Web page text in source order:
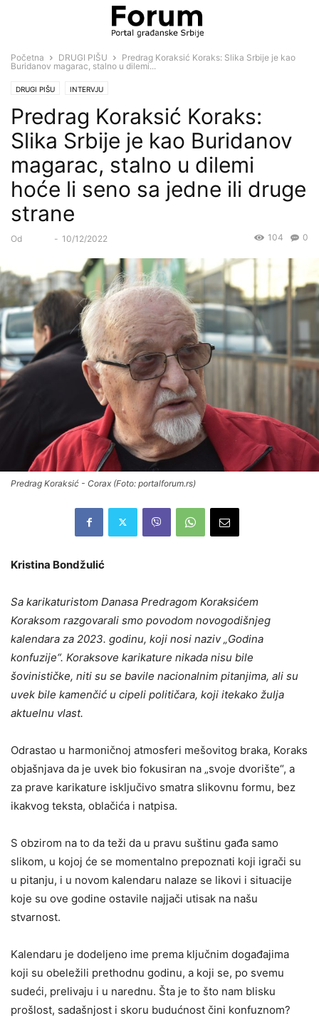
Početna DRUGI PIŠU
Predrag Koraksić Koraks: Slika Srbije je kao
Buridanov magarac, stalno u dilemi...
DRUGI PIŠU INTERVJU
Predrag Koraksić Koraks:
Slika Srbije je kao Buridanov
magarac, stalno u dilemi
hoće li seno sa jedne ili druge
strane
Od - 10/12/2022 0
104
Predrag Koraksić - Corax (Foto: portalforum.rs)
Kristina Bondžulić
Sa karikaturistom Danasa Predragom Koraksićem
Koraksom razgovarali smo povodom novogodišnjeg
kalendara za 2023. godinu, koji nosi naziv „Godina
konfuzije“. Koraksove karikature nikada nisu bile
šovinističke, niti su se bavile nacionalnim pitanjima, ali su
uvek bile kamenčić u cipeli političara, koji itekako žulja
aktuelnu vlast.
Odrastao u harmoničnoj atmosferi mešovitog braka, Koraks
objašnjava da je uvek bio fokusiran na „svoje dvorište“, a
za prave karikature isključivo smatra slikovnu formu, bez
ikakvog teksta, oblačića i natpisa.
S obzirom na to da teži da u pravu suštinu gađa samo
slikom, u kojoj će se momentalno prepoznati koji igrači su
u pitanju, i u novom kalendaru nalaze se likovi i situacije
koje su ove godine ostavile najjači utisak na našu
stvarnost.
Kalendaru je dodeljeno ime prema ključnim događajima
koji su obeležili prethodnu godinu, a koji se, po svemu
sudeći, prelivaju i u narednu. Šta je to što nam blisku
prošlost, sadašnjost i skoru budućnost čini konfuznom?